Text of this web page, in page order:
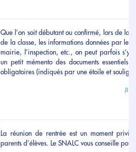
Que l’on soit débutant ou confirmé, lors de la
de la classe, les informations données par le
mairie, l’inspection, etc., on peut parfois s’y
un petit mémento des documents essentiels
obligatoires (indiqués par une étoile et
[Lire
La réunion de rentrée est un moment
parents d’élèves. Le SNALC vous conseille